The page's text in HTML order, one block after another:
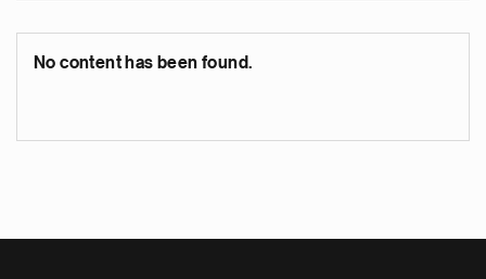
No content has been found.